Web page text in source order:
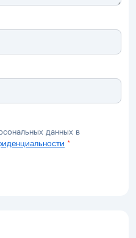
данных в
*